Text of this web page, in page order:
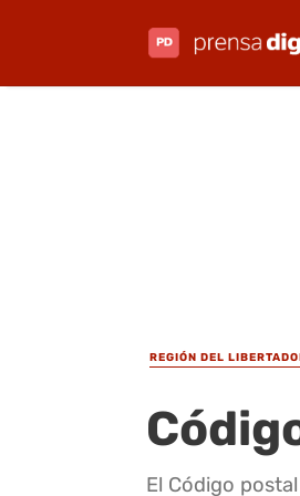
REGIÓN DEL
El Código